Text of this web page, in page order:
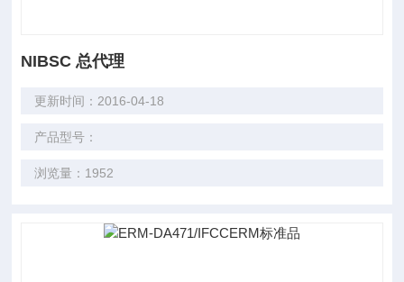
NIBSC 总代理
更新时间：2016-04-18
产品型号：
浏览量：1952